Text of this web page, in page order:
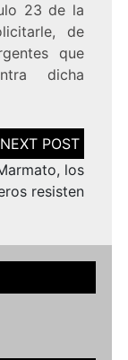
23 de la
de
que
dicha
los
resisten